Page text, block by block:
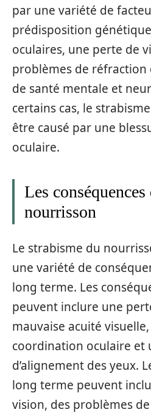
par une variété de
prédisposition
oculaires, une perte de
problèmes de réfraction
de santé mentale et
certains cas, le
être causé par une
oculaire.
Les
nourrisson
Le strabisme du
une variété de
long terme. Les
peuvent inclure une
mauvaise acuité
coordination oculaire et
d’alignement des yeux.
long terme peuvent
vision, des problèmes